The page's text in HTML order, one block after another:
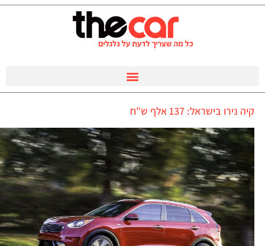
קיה נירו בישראל: 137 אלף ש"ח